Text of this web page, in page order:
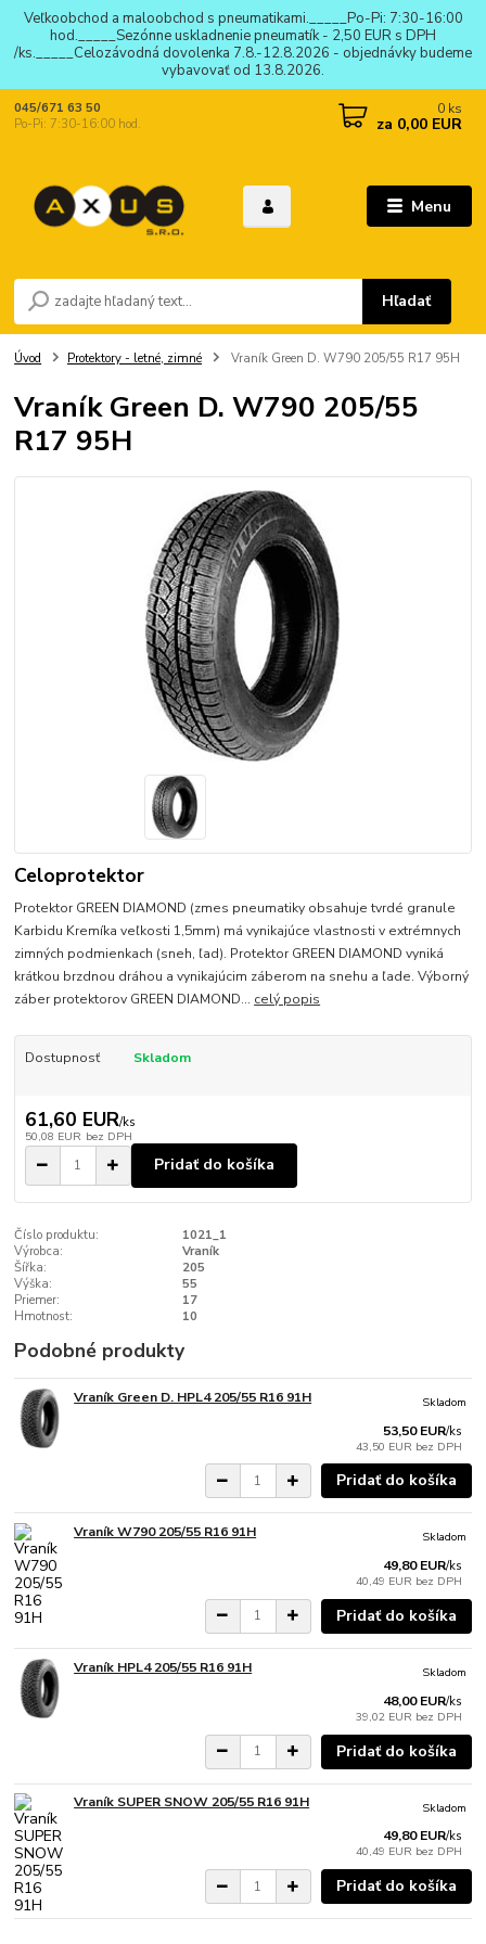
Veľkoobchod a maloobchod s pneumatikami._____Po-Pi: 7:30-16:00
hod._____Sezónne uskladnenie pneumatík - 2,50 EUR s DPH
/ks._____Celozávodná dovolenka 7.8.-12.8.2026 - objednávky budeme
vybavovať od 13.8.2026.
Menu
Hľadať
045/671 63 50
Po-Pi: 7:30-16:00 hod.
0 ks
za 0,00 EUR
Úvod Protektory - letné, zimné Vraník Green D. W790 205/55 R17 95H
Vraník Green D. W790 205/55
R17 95H
Celoprotektor
Protektor GREEN DIAMOND (zmes pneumatiky obsahuje tvrdé granule
Karbidu Kremíka veľkosti 1,5mm) má vynikajúce vlastnosti v extrémnych
zimných podmienkach (sneh, ľad). Protektor GREEN DIAMOND vyniká
krátkou brzdnou dráhou a vynikajúcim záberom na snehu a ľade. Výborný
záber protektorov GREEN DIAMOND... celý popis
Dostupnosť Skladom
61,60 EUR/ks
50,08 EUR bez DPH
Pridať do košíka
Číslo produktu:
1021_1
Výrobca:
Vraník
Šířka:
205
Výška:
55
Priemer:
17
Hmotnost:
10
Podobné produkty
Vraník Green D. HPL4 205/55 R16 91H
53,50 EUR/ks
43,50 EUR bez DPH
Skladom
Pridať do košíka
Vraník W790 205/55 R16 91H
49,80 EUR/ks
40,49 EUR bez DPH
Skladom
Pridať do košíka
Vraník HPL4 205/55 R16 91H
48,00 EUR/ks
39,02 EUR bez DPH
Skladom
Pridať do košíka
Vraník SUPER SNOW 205/55 R16 91H
49,80 EUR/ks
40,49 EUR bez DPH
Skladom
Pridať do košíka